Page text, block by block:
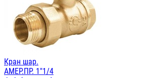
Кран шар.
АМЕР.ПР. 1"1/4